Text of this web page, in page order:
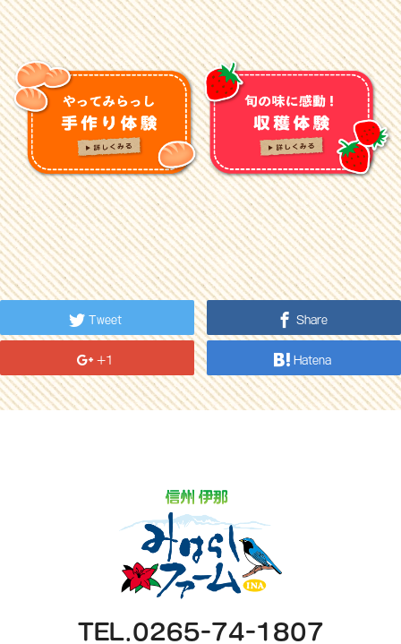
Tweet Share
+1 Hatena
TEL.0265-74-1807